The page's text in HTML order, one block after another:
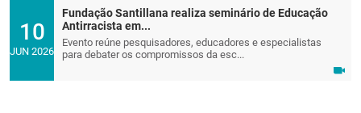
10
JUN 2026
Fundação Santillana realiza seminário de Educação
Antirracista em...
Evento reúne pesquisadores, educadores e especialistas
para debater os compromissos da esc...